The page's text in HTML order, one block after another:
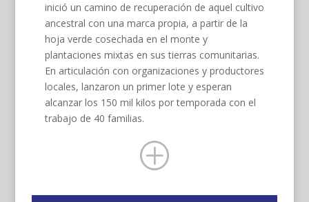
inició un camino de recuperación de aquel cultivo
ancestral con una marca propia, a partir de la
hoja verde cosechada en el monte y
plantaciones mixtas en sus tierras comunitarias.
En articulación con organizaciones y productores
locales, lanzaron un primer lote y esperan
alcanzar los 150 mil kilos por temporada con el
trabajo de 40 familias.
P